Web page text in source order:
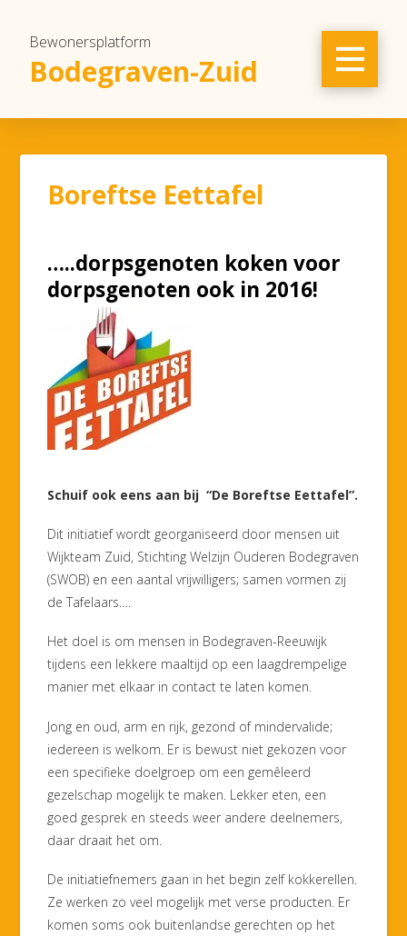
Bewonersplatform
Bodegraven-Zuid
Boreftse Eettafel
…..dorpsgenoten koken voor
dorpsgenoten ook in 2016!
Schuif ook eens aan bij “De Boreftse Eettafel”.
Dit initiatief wordt georganiseerd door mensen uit
Wijkteam Zuid, Stichting Welzijn Ouderen Bodegraven
(SWOB) en een aantal vrijwilligers; samen vormen zij
de Tafelaars….
Het doel is om mensen in Bodegraven-Reeuwijk
tijdens een lekkere maaltijd op een laagdrempelige
manier met elkaar in contact te laten komen.
Jong en oud, arm en rijk, gezond of mindervalide;
iedereen is welkom. Er is bewust niet gekozen voor
een specifieke doelgroep om een gemêleerd
gezelschap mogelijk te maken. Lekker eten, een
goed gesprek en steeds weer andere deelnemers,
daar draait het om.
De initiatiefnemers gaan in het begin zelf kokkerellen.
Ze werken zo veel mogelijk met verse producten. Er
komen soms ook buitenlandse gerechten op het